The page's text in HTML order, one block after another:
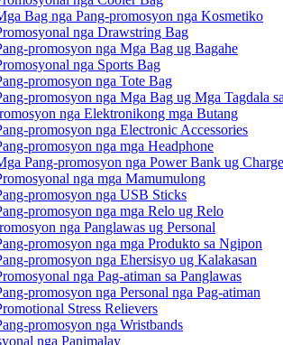
Bag nga Pang-promosyon nga Kosmetiko
nga Drawstring Bag
promosyon nga Mga Bag ug Bagahe
nga Sports Bag
promosyon nga Tote Bag
promosyon nga Mga Bag ug Mga Tagdala
nga Elektronikong mga Butang
promosyon nga Electronic Accessories
promosyon nga mga Headphone
Pang-promosyon nga Power Bank ug
nga mga Mamumulong
promosyon nga USB Sticks
promosyon nga mga Relo ug Relo
nga Panglawas ug Personal
promosyon nga mga Produkto sa Ngipon
promosyon nga Ehersisyo ug Kalakasan
nga Pag-atiman sa Panglawas
promosyon nga Personal nga Pag-atiman
Stress Relievers
promosyon nga Wristbands
nga Panimalay